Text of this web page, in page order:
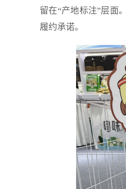
留在“产地标注”层面
履约承诺。